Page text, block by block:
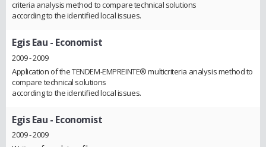
criteria analysis method to compare technical solutions
according to the identified local issues.
Egis Eau - Economist
2009 - 2009
Application of the TENDEM-EMPREINTE® multicriteria analysis method to
compare technical solutions
according to the identified local issues.
Egis Eau - Economist
2009 - 2009